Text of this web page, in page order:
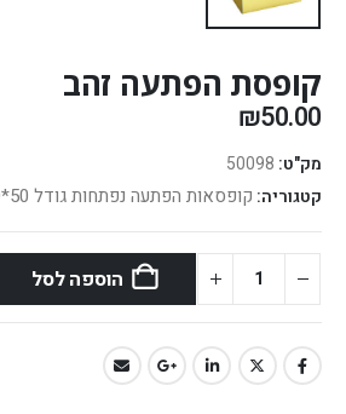
קופסת הפתעה זהב
₪50.00
מק"ט: 50098
קטגוריה: קופסאות הפתעה נפתחות גודל 50*50
הוספה לסל